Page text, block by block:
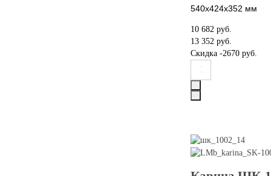
540х424х352 мм
10 682 руб.
13 352 руб.
Скидка -2670 руб.